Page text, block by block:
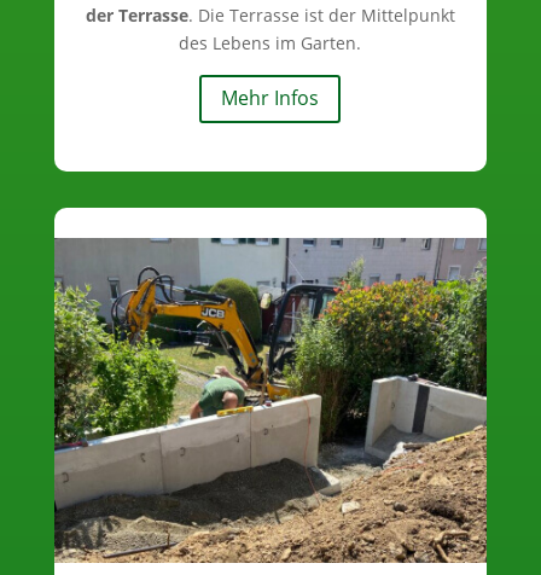
der Terrasse. Die Terrasse ist der Mittelpunkt
des Lebens im Garten.
Mehr Infos